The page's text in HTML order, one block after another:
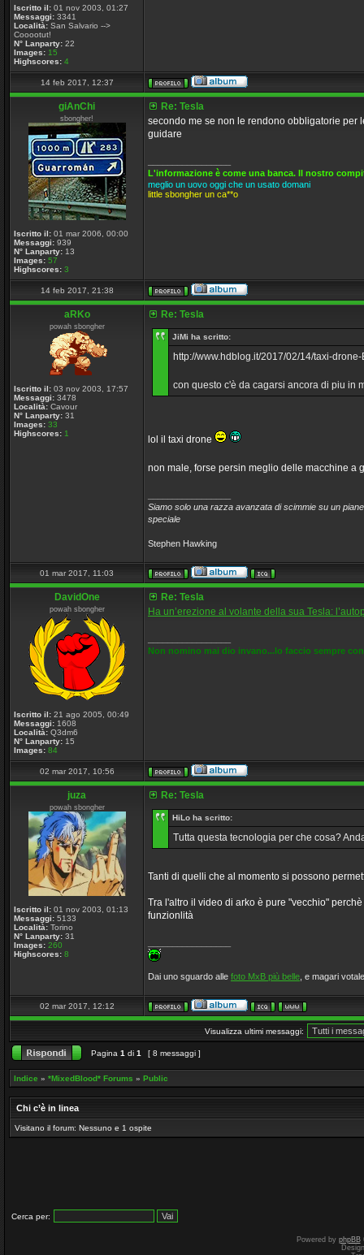
Iscritto il: 01 nov 2003, 01:27
Messaggi: 3341
Località: San Salvario -->
Cooootut!
N° Lanparty: 22
Images: 15
Highscores: 4
14 feb 2017, 12:37
giAnChi
sbongher!
Iscritto il: 01 mar 2006, 00:00
Messaggi: 939
N° Lanparty: 13
Images: 57
Highscores: 3
Re: Tesla
secondo me se non le rendono obbligatorie per
guidare
L'informazione è come una banca. Il nostro
meglio un uovo oggi che un usato domani
little sbongher un ca**o
14 feb 2017, 21:38
aRKo
powah sbongher
Iscritto il: 03 nov 2003, 17:57
Messaggi: 3478
Località: Cavour
N° Lanparty: 31
Images: 33
Highscores: 1
Re: Tesla
JiMi ha scritto:
http://www.hdblog.it/2017/02/14/taxi-
con questo c'è da cagarsi ancora di piu in
lol il taxi drone
non male, forse persin meglio delle macchine a
Siamo solo una razza avanzata di scimmie su un
speciale
Stephen Hawking
01 mar 2017, 11:03
DavidOne
powah sbongher
Iscritto il: 21 ago 2005, 00:49
Messaggi: 1608
Località: Q3dm6
N° Lanparty: 15
Images: 84
Re: Tesla
Ha un’erezione al volante della sua Tesla:
Non nomino mai dio invano...lo faccio sempre
02 mar 2017, 10:56
juza
powah sbongher
Iscritto il: 01 nov 2003, 01:13
Messaggi: 5133
Località: Torino
N° Lanparty: 31
Images: 260
Highscores: 8
Re: Tesla
HiLo ha scritto:
Tutta questa tecnologia per che cosa?
Tanti di quelli che al momento si possono
Tra l'altro il video di arko è pure "vecchio"
funzionlità
Dai uno sguardo alle foto MxB più belle , e magari
02 mar 2017, 12:12
Visualizza ultimi messaggi:
Pagina 1 di 1 [ 8 messaggi ]
Indice » *MixedBlood* Forums » Public
Chi c’è in linea
Visitano il forum: Nessuno e 1 ospite
Cerca per:
Powered by phpBB